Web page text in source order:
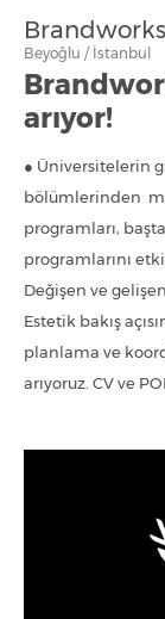
Brandworks
Beyoğlu / İstanbul
arıyor!
● Üniversitelerin
bölümlerinden
programları,
programlarını
Değişen ve
Estetik bakış
planlama ve
arıyoruz. CV ve